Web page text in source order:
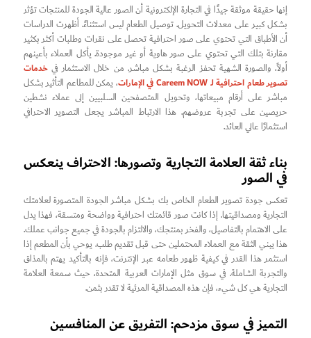
إنها حقيقة موثقة جيدًا في التجارة الإلكترونية أن الصور عالية الجودة للمنتجات تؤثر
بشكل كبير على معدلات التحويل. توصيل الطعام ليس استثناءً. أظهرت الدراسات
أن الأطباق التي تحتوي على صور احترافية تحصل على نقرات وطلبات أكثر بكثير
مقارنة بتلك التي تحتوي على صور هاوية أو غير موجودة. يأكل العملاء بأعينهم
أولاً، والصورة الشهية تحفز الرغبة بشكل مباشر. من خلال الاستثمار فيخدمات
تصوير طعام احترافية لـ Careem NOW في الإمارات
، يمكن للمطاعم التأثير بشكل
مباشر على أرقام مبيعاتها، وتحويل المتصفحين السلبيين إلى عملاء نشطين
حريصين على تجربة عروضهم. هذا الارتباط المباشر يجعل التصوير الاحترافي
استثمارًا عالي العائد.
بناء ثقة العلامة التجارية وتصورها: الاحتراف ينعكس
في الصور
تعكس جودة تصوير الطعام الخاص بك بشكل مباشر الجودة المتصورة لعلامتك
التجارية ومصداقيتها. إذا كانت صور قائمتك احترافية وواضحة ومتسقة، فهذا يدل
على الاهتمام بالتفاصيل، والفخر بمنتجك، والالتزام بالجودة في جميع جوانب عملك.
هذا يبني الثقة مع العملاء المحتملين حتى قبل تقديم طلب. يوحي بأن المطعم إذا
استثمر هذا القدر في كيفية ظهور طعامه عبر الإنترنت، فإنه بالتأكيد يهتم بالمذاق
والتجربة الشاملة. في سوق مثل الإمارات العربية المتحدة، حيث سمعة العلامة
التجارية هي كل شيء، فإن هذه المصداقية المرئية لا تقدر بثمن.
التميز في سوق مزدحم: التفريق عن المنافسين